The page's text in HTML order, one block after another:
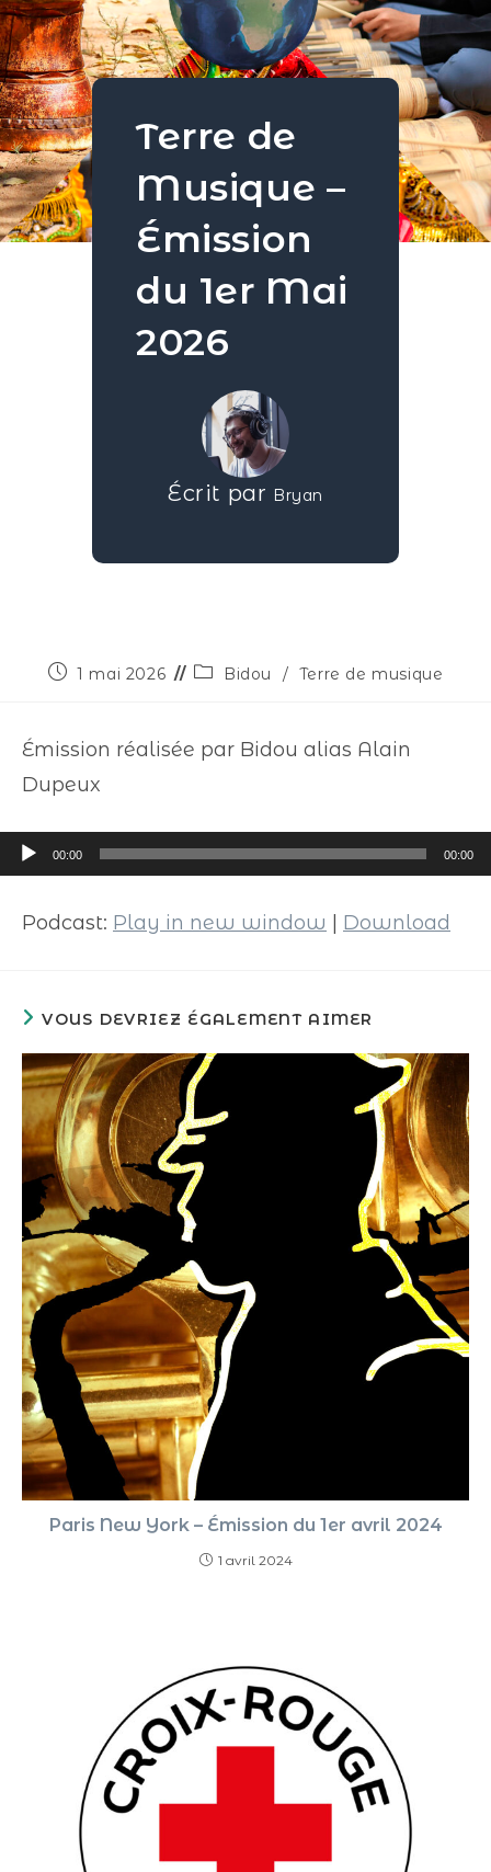
Terre de
Musique –
Émission
du 1er Mai
2026
Écrit par Bryan
1 mai 2026 Bidou / Terre de musique
Émission réalisée par Bidou alias Alain
Dupeux
Lecteur
audio
00:00 00:00
Podcast: Play in new window Download
VOUS DEVRIEZ ÉGALEMENT AIMER
Paris New York – Émission du 1er avril 2024
1 avril 2024